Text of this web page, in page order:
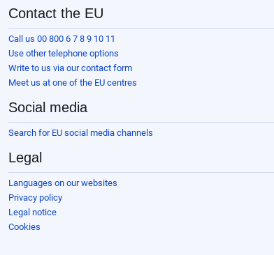
Contact the EU
Call us 00 800 6 7 8 9 10 11
Use other telephone options
Write to us via our contact form
Meet us at one of the EU centres
Social media
Search for EU social media channels
Legal
Languages on our websites
Privacy policy
Legal notice
Cookies